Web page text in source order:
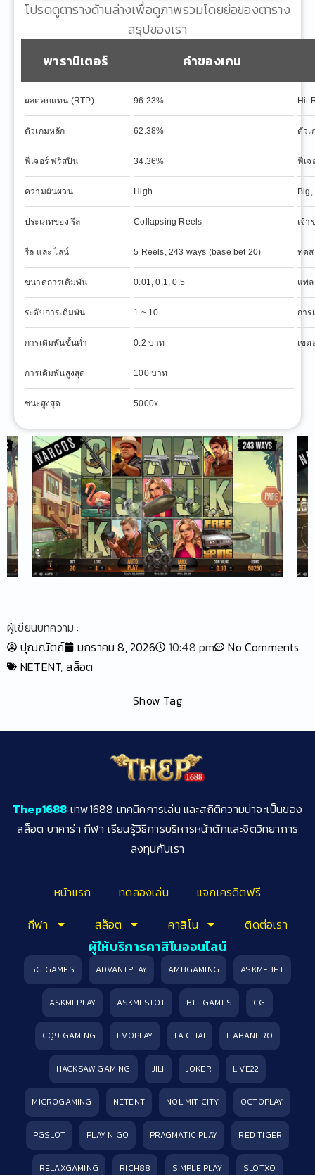
โปรดดูตารางด้านล่างเพื่อดูภาพรวมโดยย่อของตาราง
สรุปของเรา
พารามิเตอร์
ผลตอบแทน (RTP)
ตัวเกมหลัก
ฟีเจอร์ ฟรีสปิน
ความผันผวน
ประเภทของ รีล
รีล และ ไลน์
ขนาดการเดิมพัน
ระดับการเดิมพัน
การเดิมพันขั้นต่ำ
การเดิมพันสูงสุด
ชนะสูงสุด
ค่าของเกม
96.23%
62.38%
34.36%
High
Collapsing Reels
5 Reels, 243 ways (base bet 20)
0.01, 0.1, 0.5
1 ~ 10
0.2 บาท
100 บาท
5000x
Hit
ตัวเ
ฟีเจ
เจ้
ทด
แพ
การ
เขต
ผู้เขียนบทความ :
ปุณณัตถ์
มกราคม 8, 2026 10:48 pm
No Comments
NETENT, สล็อต
Show Tag
Thep1688 เทพ1688 เทคนิคการเล่น และสถิติความน่าจะเป็นของ
สล็อต บาคาร่า กีฬา เรียนรู้วิธีการบริหารหน้าตักและจิตวิทยาการ
ลงทุนกับเรา
หน้าแรก ทดลองเล่น
แจกเครดิตฟรี
กีฬา
สล็อต คาสิโน ติดต่อเรา
ผู้ให้บริการคาสิโนออนไลน์
5G GAMES ADVANTPLAY AMBGAMING ASKMEBET
ASKMEPLAY ASKMESLOT BETGAMES CG
CQ9 GAMING EVOPLAY FA CHAI HABANERO
HACKSAW GAMING JILI JOKER LIVE22
MICROGAMING NETENT NOLIMIT CITY OCTOPLAY
PGSLOT PLAY N GO PRAGMATIC PLAY RED TIGER
RELAXGAMING RICH88 SIMPLE PLAY SLOTXO